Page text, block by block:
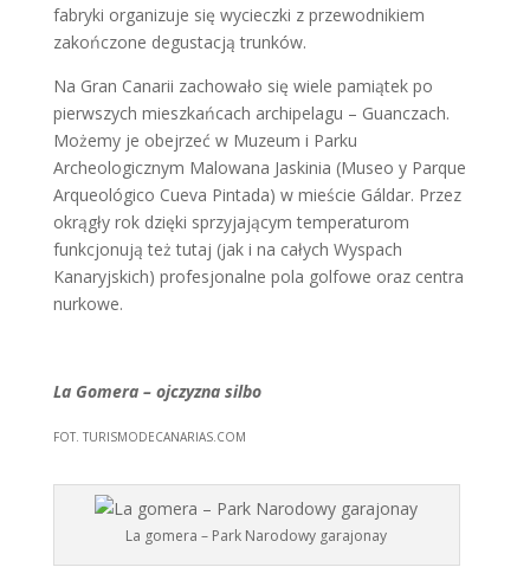
fabryki organizuje się wycieczki z przewodnikiem
zakończone degustacją trunków.
Na Gran Canarii zachowało się wiele pamiątek po
pierwszych mieszkańcach archipelagu – Guanczach.
Możemy je obejrzeć w Muzeum i Parku
Archeologicznym Malowana Jaskinia (Museo y Parque
Arqueológico Cueva Pintada) w mieście Gáldar. Przez
okrągły rok dzięki sprzyjającym temperaturom
funkcjonują też tutaj (jak i na całych Wyspach
Kanaryjskich) profesjonalne pola golfowe oraz centra
nurkowe.
La Gomera – ojczyzna silbo
FOT. TURISMODECANARIAS.COM
La gomera – Park Narodowy garajonay